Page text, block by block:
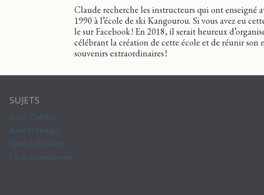
Claude recherche les instructeurs qui ont enseigné
1990 à l’école de ski Kangourou. Si vous avez eu
le sur Facebook ! ‎En 2018, il serait heureux
célébrant la création de cette école et de réunir son
souvenirs extraordinaires !
SUJETS
Art & Culture
Boire & Manger
Sport & Bien-être
Vie & Communauté